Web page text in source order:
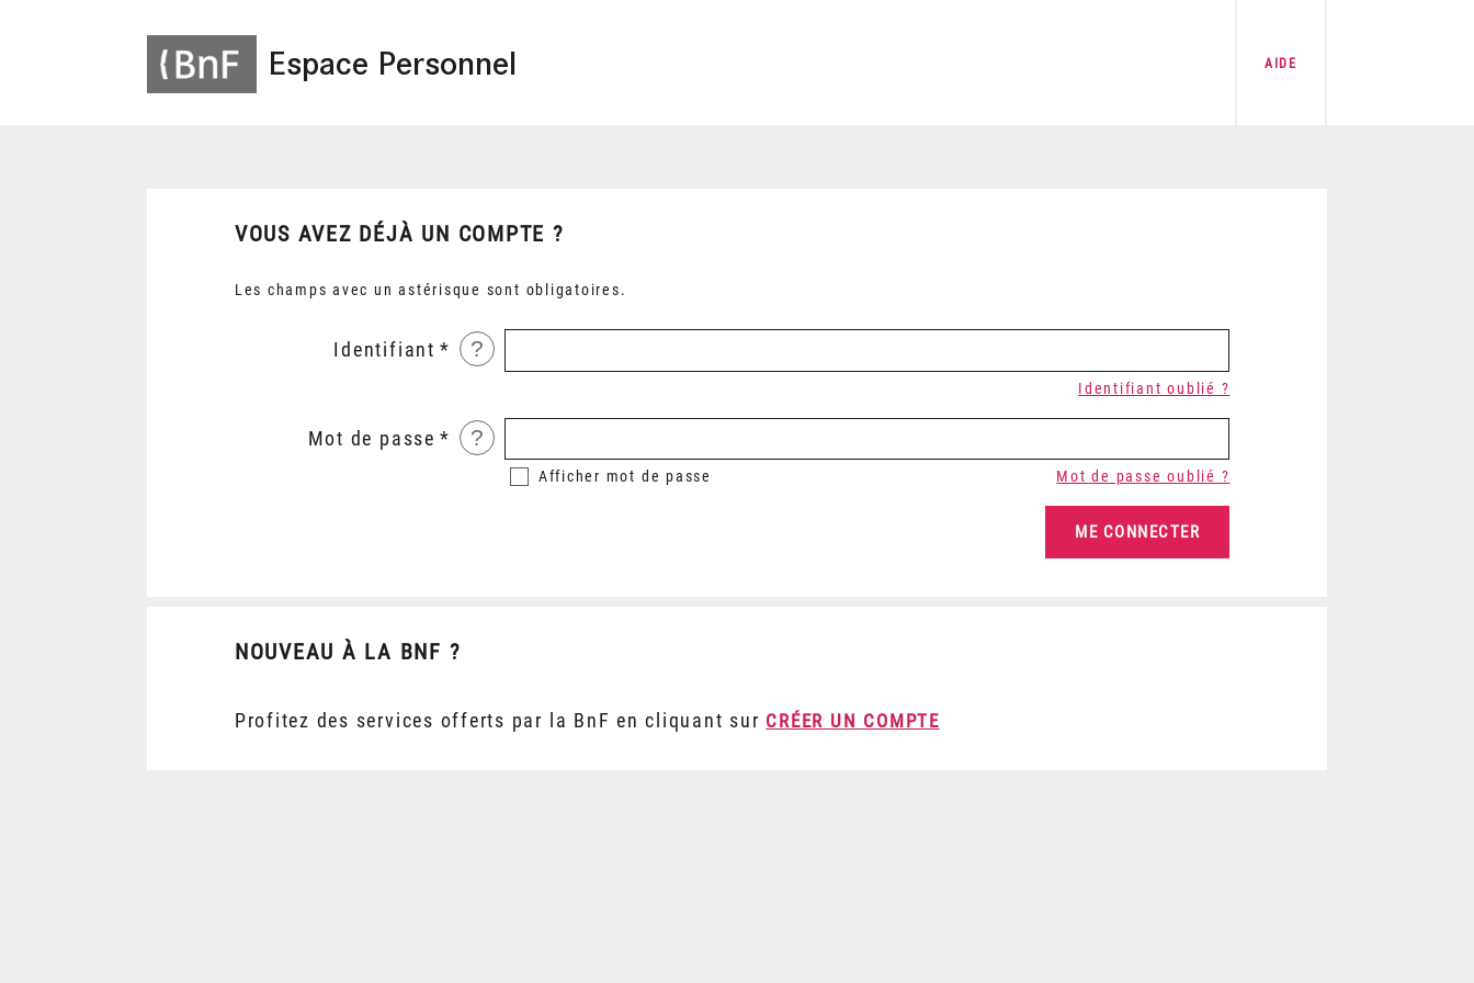
Espace Personnel AIDE
VOUS AVEZ DÉJÀ UN COMPTE ?
Les champs avec un astérisque sont obligatoires.
Identifiant ?
Identifiant oublié ?
Mot de passe ?
Afficher mot de passe Mot de passe oublié ?
NOUVEAU À LA BNF ?
Profitez des services offerts par la BnF en cliquant sur CRÉER UN COMPTE